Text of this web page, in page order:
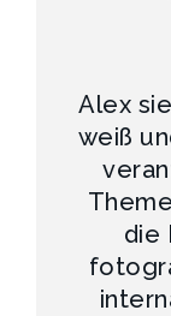
Alex
weiß
die